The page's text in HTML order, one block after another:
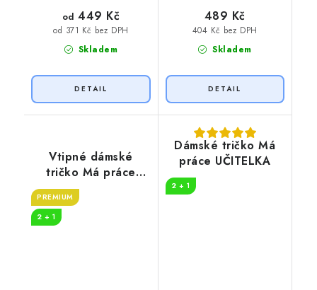
Skladem
od 371 Kč bez DPH
od 449 Kč
Skladem
404 Kč bez DPH
489 Kč
Vtipné dámské
tričko Má práce
SESTŘIČKA
PREMIUM
2 + 1
Dámské tričko Má
práce UČITELKA
2 + 1